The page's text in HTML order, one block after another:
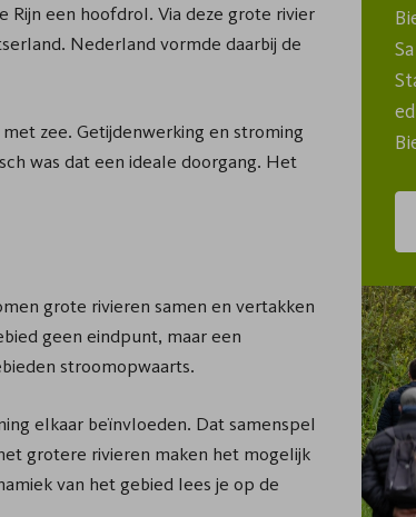
Rijn een hoofdrol. Via deze grote rivier
Nederland vormde daarbij de
zee. Getijdenwerking en stroming
was dat een ideale doorgang. Het
grote rivieren samen en vertakken
geen eindpunt, maar een
stroomopwaarts.
elkaar beïnvloeden. Dat samenspel
grotere rivieren maken het mogelijk
van het gebied lees je op de